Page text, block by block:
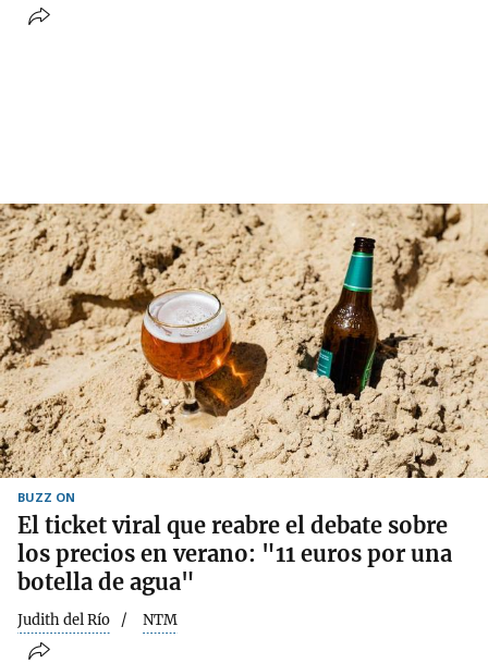
BUZZ ON
El ticket viral que reabre el debate sobre
los precios en verano: "11 euros por una
botella de agua"
Judith del Río NTM